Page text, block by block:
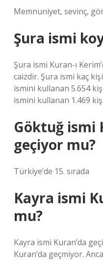
Memnuniyet, sevinç,
Şura ismi
Şura ismi Kuran-ı
caizdir. Şura ismi kaç
ismini kullanan 5.654
ismini kullanan 1.469
Göktuğ ismi
geçiyor mu?
Türkiye’de 15. sırada
Kayra ismi
mu?
Kayra ismi Kuran’da
Kuran’da geçmiyor.